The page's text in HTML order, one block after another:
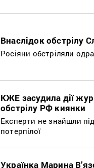
Внаслідок обстрілу
Росіяни обстріляли
КЖЕ засудила дії
обстрілу РФ киянки
Експерти не знайшли
потерпілої
Українка Марина